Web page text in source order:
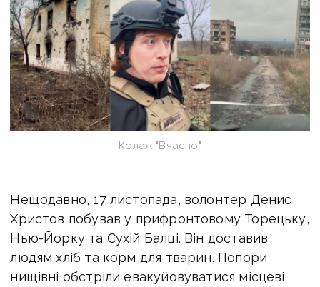
Колаж "Вчасно"
Нещодавно, 17 листопада, волонтер Денис
Христов побував у прифронтовому Торецьку,
Нью-Йорку та Сухій Балці. Він доставив
людям хліб та корм для тварин. Попори
нищівні обстріли евакуйовуватися місцеві